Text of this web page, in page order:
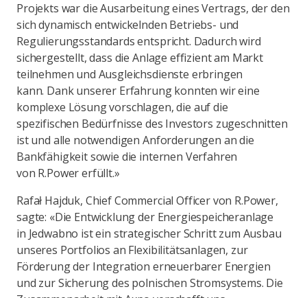
Projekts war die Ausarbeitung eines Vertrags, der den
sich dynamisch entwickelnden Betriebs- und
Regulierungsstandards entspricht. Dadurch wird
sichergestellt, dass die Anlage effizient am Markt
teilnehmen und Ausgleichsdienste erbringen
kann. Dank unserer Erfahrung konnten wir eine
komplexe Lösung vorschlagen, die auf die
spezifischen Bedürfnisse des Investors zugeschnitten
ist und alle notwendigen Anforderungen an die
Bankfähigkeit sowie die internen Verfahren
von R.Power erfüllt.»
Rafał Hajduk, Chief Commercial Officer von R.Power,
sagte: «Die Entwicklung der Energiespeicheranlage
in Jedwabno ist ein strategischer Schritt zum Ausbau
unseres Portfolios an Flexibilitätsanlagen, zur
Förderung der Integration erneuerbarer Energien
und zur Sicherung des polnischen Stromsystems. Die